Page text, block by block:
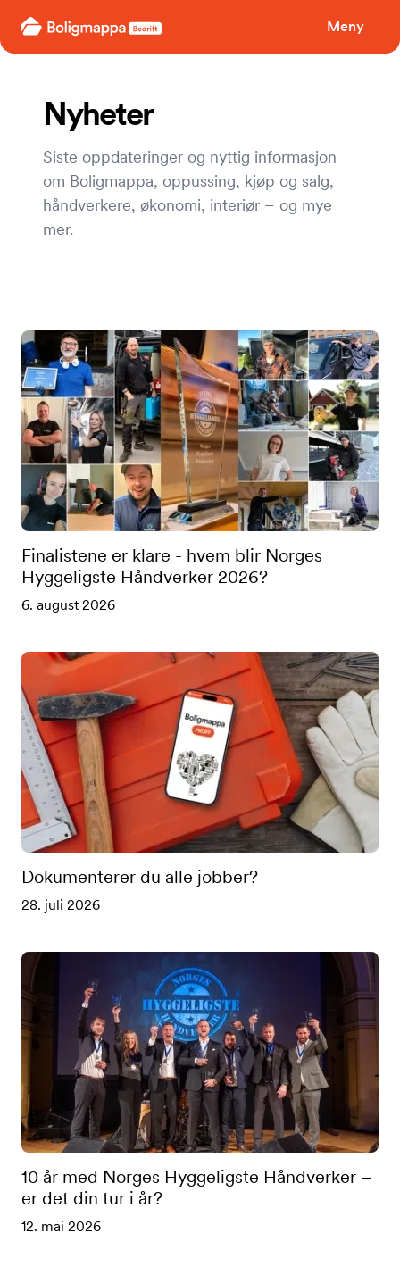
Boligmappa Meny
Nyheter
Siste oppdateringer og nyttig informasjon
om Boligmappa, oppussing, kjøp og salg,
håndverkere, økonomi, interiør – og mye
mer.
Finalistene er klare - hvem blir Norges
Hyggeligste Håndverker 2026?
6. august 2026
Dokumenterer du alle jobber?
28. juli 2026
10 år med Norges Hyggeligste Håndverker –
er det din tur i år?
12. mai 2026